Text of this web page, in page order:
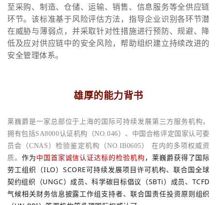
至采购、制造、仓储、运输、销售、信息服务等全供应链
环节。该标准基于风险评估方法，指导企业识别各环节潜
在威胁与薄弱点，并采取针对性措施进行预防、规避、降
低及应对供应链中的安全风险，帮助组织建立持续改进的
安全管理体系。
雄厚的能力背书
莱巍爵是一家总部位于上海的国际可持续发展第三方服务机构，
拥有包括SA8000认证机构（NO.046）、中国合格评定国家认可委
员会（CNAS）检验鉴定机构（NO.IB0605） 在内的多项权威资
质。 作为中国首家诚信认证达标的检验机构，莱巍爵获得了国际
劳工组织（ILO）SCORE可持续发展项目许可机构、联合国全球
契约组织（UNGC）成员、科学碳目标倡议（SBTi）成员、TCFD
气候相关财务信息披露工作组支持者、联合国责任投资原则组织